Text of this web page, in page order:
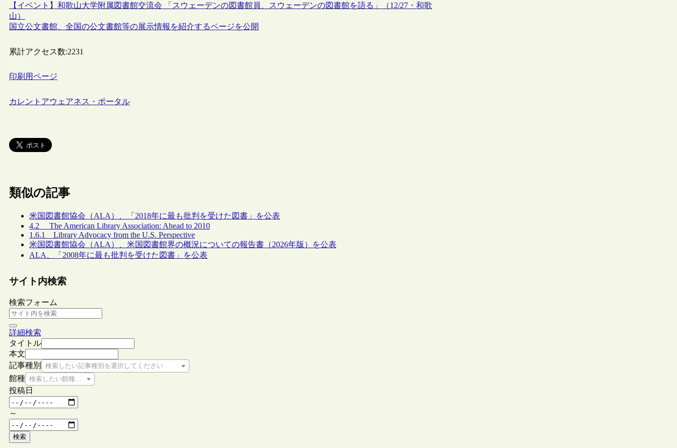
【イベント】和歌山大学附属図書館交流会 「スウェーデンの図書館員、スウェーデンの図書館を語る」（12/27・和歌
山）
国立公文書館、全国の公文書館等の展示情報を紹介するページを公開
累計アクセス数:2231
印刷用ページ
カレントアウェアネス・ポータル
類似の記事
米国図書館協会（ALA）、「2018年に最も批判を受けた図書」を公表
4.2 The American Library Association: Ahead to 2010
1.6.1 Library Advocacy from the U.S. Perspective
米国図書館協会（ALA）、米国図書館界の概況についての報告書（2026年版）を公表
ALA、「2008年に最も批判を受けた図書」を公表
サイト内検索
検索フォーム
詳細検索
タイトル
本文
記事種別
検索したい記事種別を選択してください
館種 検索したい館種を選択してください
投稿日
～
検索